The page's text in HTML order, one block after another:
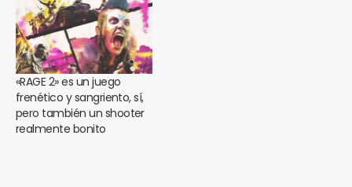
«RAGE 2» es un juego
frenético y sangriento, sí,
pero también un shooter
realmente bonito